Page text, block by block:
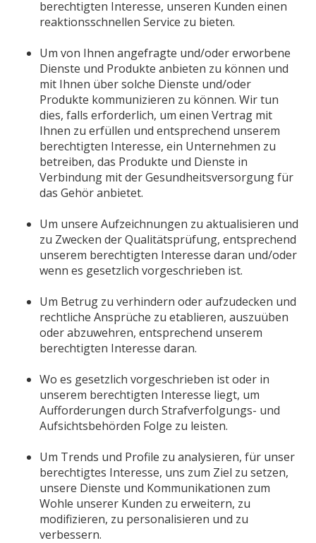
berechtigten Interesse, unseren Kunden einen
reaktionsschnellen Service zu bieten.
Um von Ihnen angefragte und/oder erworbene
Dienste und Produkte anbieten zu können und
mit Ihnen über solche Dienste und/oder
Produkte kommunizieren zu können. Wir tun
dies, falls erforderlich, um einen Vertrag mit
Ihnen zu erfüllen und entsprechend unserem
berechtigten Interesse, ein Unternehmen zu
betreiben, das Produkte und Dienste in
Verbindung mit der Gesundheitsversorgung für
das Gehör anbietet.
Um unsere Aufzeichnungen zu aktualisieren und
zu Zwecken der Qualitätsprüfung, entsprechend
unserem berechtigten Interesse daran und/oder
wenn es gesetzlich vorgeschrieben ist.
Um Betrug zu verhindern oder aufzudecken und
rechtliche Ansprüche zu etablieren, auszuüben
oder abzuwehren, entsprechend unserem
berechtigten Interesse daran.
Wo es gesetzlich vorgeschrieben ist oder in
unserem berechtigten Interesse liegt, um
Aufforderungen durch Strafverfolgungs- und
Aufsichtsbehörden Folge zu leisten.
Um Trends und Profile zu analysieren, für unser
berechtigtes Interesse, uns zum Ziel zu setzen,
unsere Dienste und Kommunikationen zum
Wohle unserer Kunden zu erweitern, zu
modifizieren, zu personalisieren und zu
verbessern.